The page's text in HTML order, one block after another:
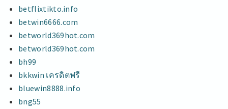
betflixtikto.info
betwin6666.com
betworld369hot.com
betworld369hot.com
bh99
bkkwin เครดิตฟรี
bluewin8888.info
bng55